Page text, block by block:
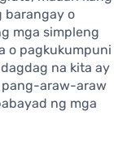
barangay o
mga simpleng
o pagkukumpuni
na kita ay
araw-araw
ng mga